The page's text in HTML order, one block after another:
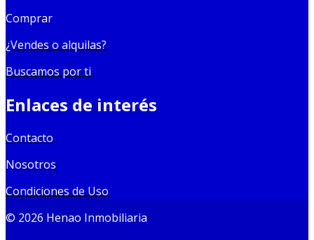
Comprar
¿Vendes o alquilas?
Buscamos por ti
Enlaces de interés
Contacto
Nosotros
Condiciones de Uso
© 2026 Henao Inmobiliaria